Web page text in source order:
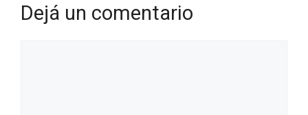
Dejá un comentario